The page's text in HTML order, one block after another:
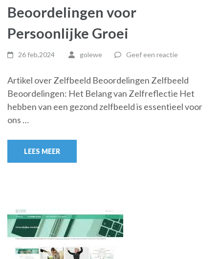
Beoordelingen voor
Persoonlijke Groei
26 feb,2024 golewe Geef een reactie
Artikel over Zelfbeeld Beoordelingen Zelfbeeld
Beoordelingen: Het Belang van Zelfreflectie Het
hebben van een gezond zelfbeeld is essentieel voor
ons …
LEES MEER